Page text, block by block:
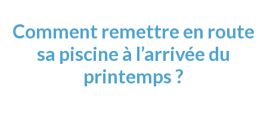
Comment remettre en route
sa piscine à l’arrivée du
printemps ?